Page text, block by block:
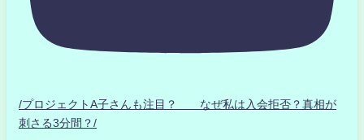
/プロジェクトA子さんも注目？ なぜ私は入会拒否？真相が
刺さる3分間？/